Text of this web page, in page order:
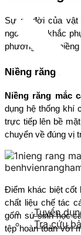
Tuyển
Tra cứu
Sự ra đời của vật
ngoặt lớn, khắc
phương pháp
Niềng răng
Niềng răng mắc
dụng hệ thống khí
trực tiếp lên bề
chuyển về đúng vị
Điểm khác biệt cốt
chất liệu chế tác
gốm sứ sinh học
tệp hoàn toàn với